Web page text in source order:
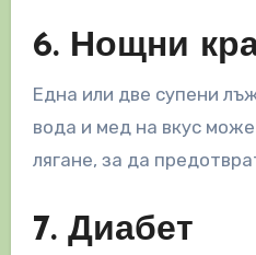
6. Нощни
Една или две супени
вода и мед на вкус
лягане, за да
7. Диабет